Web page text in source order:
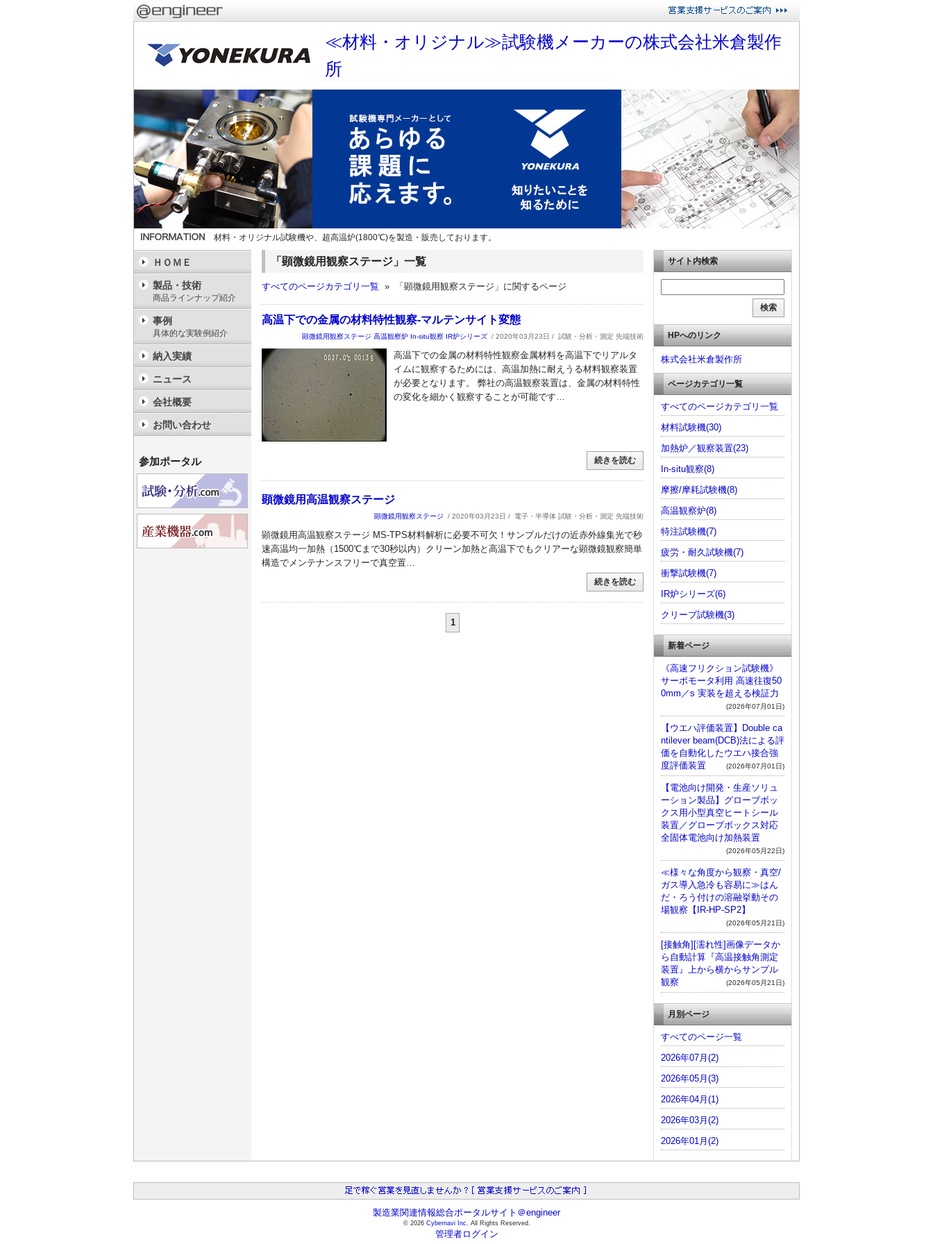
≪材料・オリジナル≫試験機メーカーの株式会社米倉製作
所
材料・オリジナル試験機や、超高温炉(1800℃)を製造・販売しております。
「顕微鏡用観察ステージ」一覧
すべてのページカテゴリ一覧 » 「顕微鏡用観察ステージ」に関するページ
高温下での金属の材料特性観察-マルテンサイト変態
顕微鏡用観察ステージ 高温観察炉 In-situ観察 IR炉シリーズ / 2020年03月23日 / 試験・分析・測定 先端技術
高温下での金属の材料特性観察金属材料を高温下でリアルタ
イムに観察するためには、高温加熱に耐えうる材料観察装置
が必要となります。 弊社の高温観察装置は、金属の材料特性
の変化を細かく観察することが可能です…
続きを読む
顕微鏡用高温観察ステージ
顕微鏡用観察ステージ / 2020年03月23日 / 電子・半導体 試験・分析・測定 先端技術
顕微鏡用高温観察ステージ MS-TPS材料解析に必要不可欠！サンプルだけの近赤外線集光で秒
速高温均一加熱（1500℃まで30秒以内）クリーン加熱と高温下でもクリアーな顕微鏡観察簡単
構造でメンテナンスフリーで真空置…
続きを読む
1
ＨＯＭＥ
製品・技術
商品ラインナップ紹介
事例
具体的な実験例紹介
納入実績
ニュース
会社概要
お問い合わせ
参加ポータル
サイト内検索
HPへのリンク
株式会社米倉製作所
ページカテゴリ一覧
すべてのページカテゴリ一覧
材料試験機(30)
加熱炉／観察装置(23)
In-situ観察(8)
摩擦/摩耗試験機(8)
高温観察炉(8)
特注試験機(7)
疲労・耐久試験機(7)
衝撃試験機(7)
IR炉シリーズ(6)
クリープ試験機(3)
新着ページ
《高速フリクション試験機》
サーボモータ利用 高速往復50
0mm／s 実装を超える検証力
(2026年07月01日)
【ウエハ評価装置】Double ca
ntilever beam(DCB)法による評
価を自動化したウエハ接合強
度評価装置
(2026年07月01日)
【電池向け開発・生産ソリュ
ーション製品】グローブボッ
クス用小型真空ヒートシール
装置／グローブボックス対応
全固体電池向け加熱装置
(2026年05月22日)
≪様々な角度から観察・真空/
ガス導入急冷も容易に≫はん
だ・ろう付けの溶融挙動その
場観察【IR-HP-SP2】
(2026年05月21日)
[接触角][濡れ性]画像データか
ら自動計算『高温接触角測定
装置』上から横からサンプル
観察
(2026年05月21日)
月別ページ
すべてのページ一覧
2026年07月(2)
2026年05月(3)
2026年04月(1)
2026年03月(2)
2026年01月(2)
製造業関連情報総合ポータルサイト＠engineer
© 2026 Cybernavi Inc. All Rights Reserved.
管理者ログイン